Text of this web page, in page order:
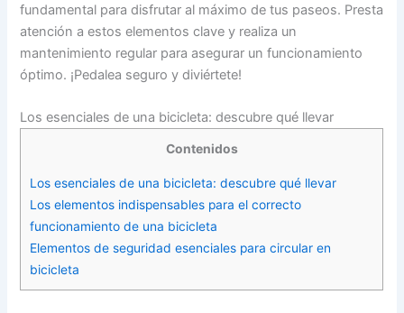
fundamental para disfrutar al máximo de tus paseos. Presta
atención a estos elementos clave y realiza un
mantenimiento regular para asegurar un funcionamiento
óptimo. ¡Pedalea seguro y diviértete!
Los esenciales de una bicicleta: descubre qué llevar
Contenidos
Los esenciales de una bicicleta: descubre qué llevar
Los elementos indispensables para el correcto
funcionamiento de una bicicleta
Elementos de seguridad esenciales para circular en
bicicleta